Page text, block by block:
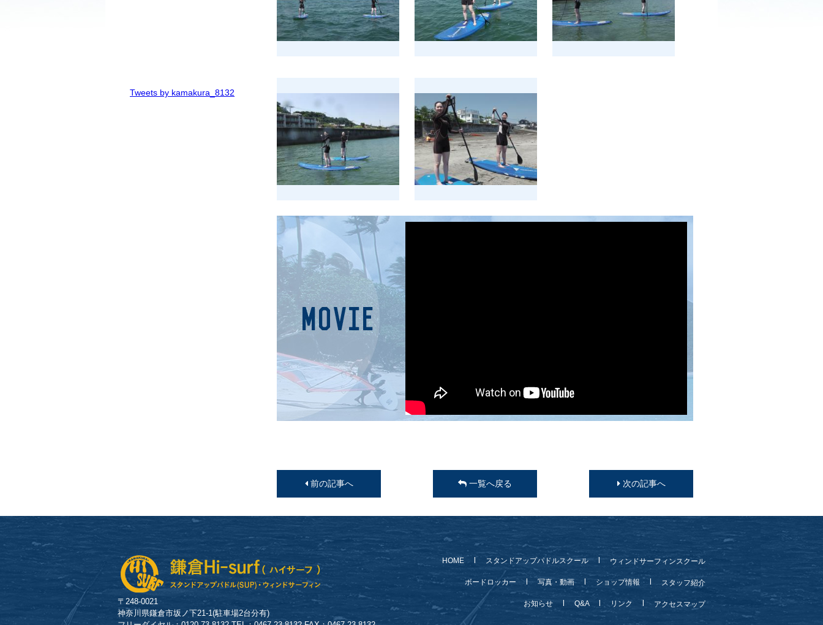
前の記事へ 一覧へ戻る 次の記事へ
Tweets by kamakura_8132
〒248-0021
神奈川県鎌倉市坂ノ下21-1(駐車場2台分有)
HOME スタンドアップパドルスクール ウィンドサーフィンスクール
ボードロッカー 写真・動画 ショップ情報 スタッフ紹介
お知らせ Q&A リンク アクセスマップ